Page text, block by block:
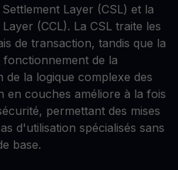
Layer (CSL) et la
(CCL). La CSL traite les
de transaction, tandis que la
de la
la logique complexe des
en couches améliore à la fois
permettant des mises
d'utilisation spécialisés sans
base.